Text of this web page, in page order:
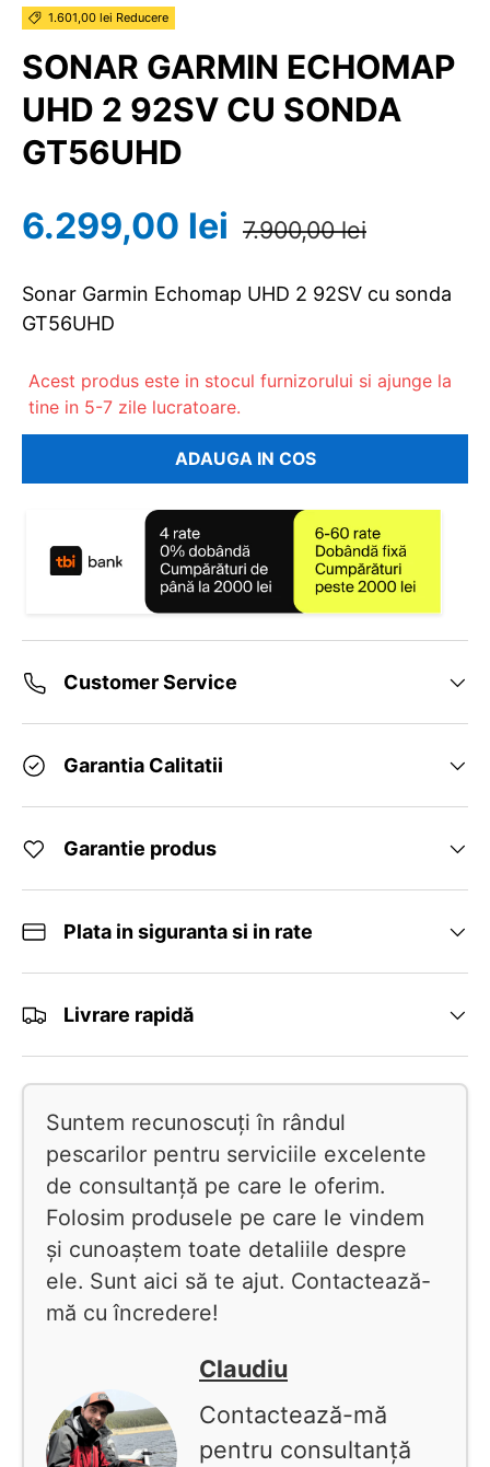
1.601,00 lei Reducere
SONAR GARMIN ECHOMAP
UHD 2 92SV CU SONDA
GT56UHD
6.299,00 lei 7.900,00 lei
Sonar Garmin Echomap UHD 2 92SV cu sonda
GT56UHD
Acest produs este in stocul furnizorului si ajunge la
tine in 5-7 zile lucratoare.
ADAUGA IN COS
Customer Service
Garantia Calitatii
Garantie produs
Plata in siguranta si in rate
Livrare rapidă
Suntem recunoscuți în rândul
pescarilor pentru serviciile excelente
de consultanță pe care le oferim.
Folosim produsele pe care le vindem
și cunoaștem toate detaliile despre
ele. Sunt aici să te ajut. Contactează-
mă cu încredere!
Claudiu
Contactează-mă
pentru consultanță